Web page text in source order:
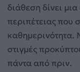
διάθεση δίνει
περιπέτειας που
καθημερινότητα.
στιγμές
πάντα από πριν.